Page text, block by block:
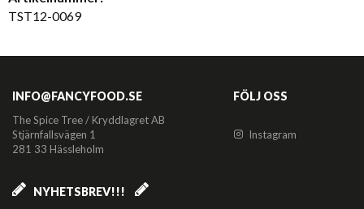
TST12-0069
INFO@FANCYFOOD.SE
The Spice Tree / Kryddlagret AB
Stjärnfallsvägen 1
281 33 Hässleholm
FÖLJ OSS
Instagram
NYHETSBREV!!!